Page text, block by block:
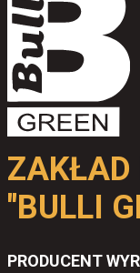
ZAKŁAD
"BULLI
PRODUCENT